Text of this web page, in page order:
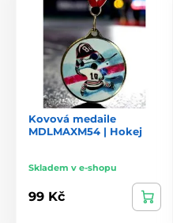
Kovová medaile
MDLMAXM54 | Hokej
Skladem v e-shopu
99 Kč